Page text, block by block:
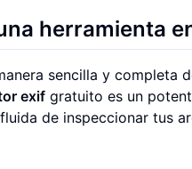
herramienta
sencilla y completa
exif gratuito es un
de inspeccionar tus